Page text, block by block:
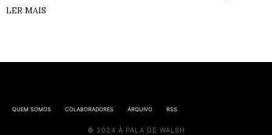
LER MAIS
QUEM SOMOS COLABORADORES ARQUIVO RSS
© 2024 À PALA DE WALSH